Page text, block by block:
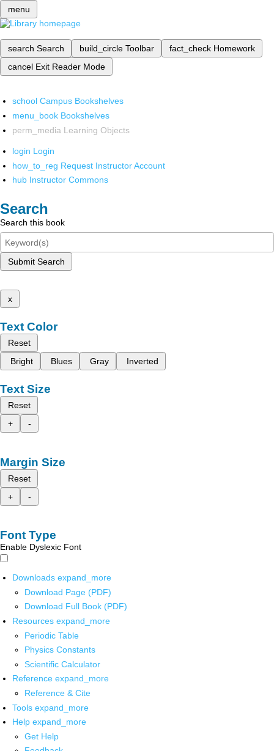
menu
search Search build_circle Toolbar fact_check Homework
cancel Exit Reader Mode
school Campus Bookshelves
menu_book Bookshelves
perm_media Learning Objects
login Login
how_to_reg Request Instructor Account
hub Instructor Commons
Search
Search this book
Submit Search
x
Text Color
Reset
Bright
Blues Gray Inverted
Text Size
Reset
+
-
Margin Size
Reset
+
-
Font Type
Enable Dyslexic Font
Downloads expand_more
Download Page (PDF)
Download Full Book (PDF)
Resources expand_more
Periodic Table
Physics Constants
Scientific Calculator
Reference expand_more
Reference & Cite
Tools expand_more
Help expand_more
Get Help